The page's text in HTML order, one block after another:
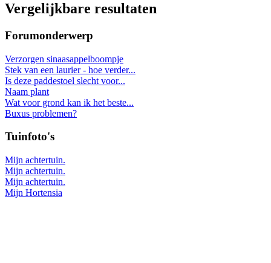
Vergelijkbare resultaten
Forumonderwerp
Verzorgen sinaasappelboompje
Stek van een laurier - hoe verder...
Is deze paddestoel slecht voor...
Naam plant
Wat voor grond kan ik het beste...
Buxus problemen?
Tuinfoto's
Mijn achtertuin.
Mijn achtertuin.
Mijn achtertuin.
Mijn Hortensia